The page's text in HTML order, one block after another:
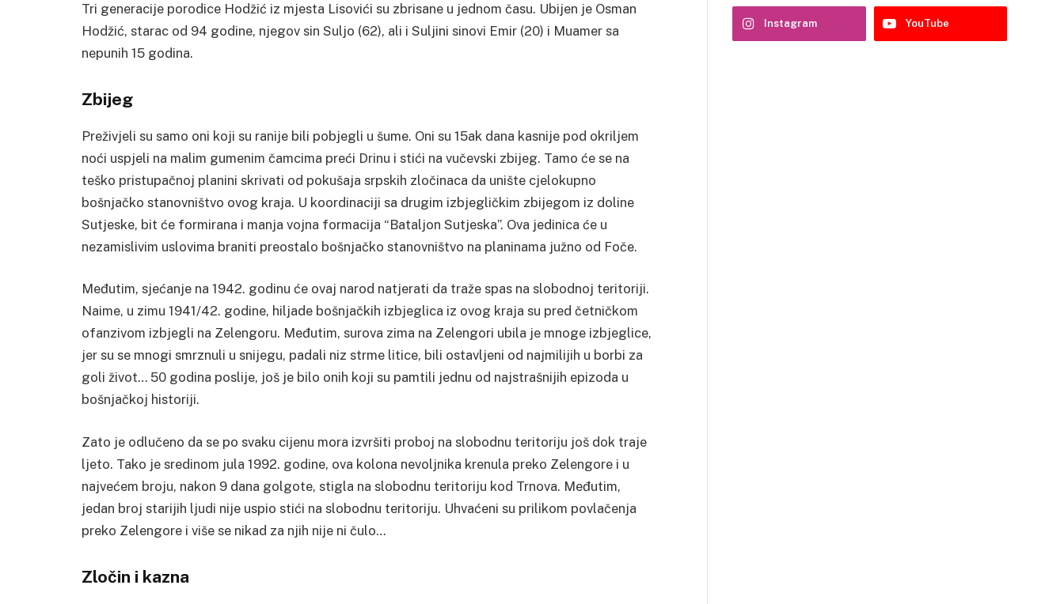
Tri generacije porodice Hodžić iz mjesta Lisovići su zbrisane u jednom času. Ubijen je Osman
Hodžić, starac od 94 godine, njegov sin Suljo (62), ali i Suljini sinovi Emir (20) i Muamer sa
nepunih 15 godina.
Zbijeg
Preživjeli su samo oni koji su ranije bili pobjegli u šume. Oni su 15ak dana kasnije pod okriljem
noći uspjeli na malim gumenim čamcima preći Drinu i stići na vučevski zbijeg. Tamo će se na
teško pristupačnoj planini skrivati od pokušaja srpskih zločinaca da unište cjelokupno
bošnjačko stanovništvo ovog kraja. U koordinaciji sa drugim izbjegličkim zbijegom iz doline
Sutjeske, bit će formirana i manja vojna formacija “Bataljon Sutjeska”. Ova jedinica će u
nezamislivim uslovima braniti preostalo bošnjačko stanovništvo na planinama južno od Foče.
Međutim, sjećanje na 1942. godinu će ovaj narod natjerati da traže spas na slobodnoj teritoriji.
Naime, u zimu 1941/42. godine, hiljade bošnjačkih izbjeglica iz ovog kraja su pred četničkom
ofanzivom izbjegli na Zelengoru. Međutim, surova zima na Zelengori ubila je mnoge izbjeglice,
jer su se mnogi smrznuli u snijegu, padali niz strme litice, bili ostavljeni od najmilijih u borbi za
goli život… 50 godina poslije, još je bilo onih koji su pamtili jednu od najstrašnijih epizoda u
bošnjačkoj historiji.
Zato je odlučeno da se po svaku cijenu mora izvršiti proboj na slobodnu teritoriju još dok traje
ljeto. Tako je sredinom jula 1992. godine, ova kolona nevoljnika krenula preko Zelengore i u
najvećem broju, nakon 9 dana golgote, stigla na slobodnu teritoriju kod Trnova. Međutim,
jedan broj starijih ljudi nije uspio stići na slobodnu teritoriju. Uhvaćeni su prilikom povlačenja
preko Zelengore i više se nikad za njih nije ni čulo…
Zločin i kazna
Instagram YouTube